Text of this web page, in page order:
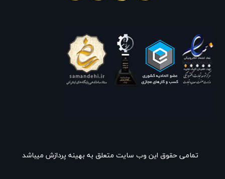
تمامی حقوق این وب سایت متعلق به بهینه پردازش میباشد